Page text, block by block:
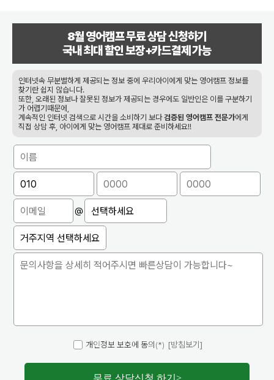
8월영어캠프 무료 상담 신청하기
국내 최대 할인 보장+카드결제 가능
인터넷속 무분별하게 제공되는 정보 중에 우리아이에게 맞는 영어캠프 정보를
찾기란 쉽지 않습니다.
또한, 오래된 정보나 잘못된 정보가 제공되는 경우에도 일반인은 이를 구분하기
가 어렵기때문에,
계속적인 인터넷 검색으로 시간을 소비하기 보다검증된 영어캠프 전문가에게
직접 상담 후, 아이에게 맞는 영어캠프 제대로 준비하세요!!
@
개인정보 보호에 동의(*) [방침보기]
무료 상담신청 하기 >